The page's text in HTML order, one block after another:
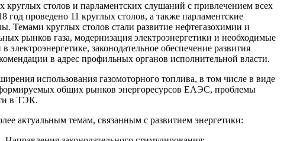
столов и парламентских слушаний с привлечением всех
проведено 11 круглых столов, а также парламентские
Темами круглых столов стали развитие нефтегазохимии и
рынков газа, модернизация электроэнергетики и необходимые
законодательное обеспечение развития
в адрес профильных органов исполнительной власти.
использования газомоторного топлива, в том числе в виде
общих рынков энергоресурсов ЕАЭС, проблемы
в ТЭК.
актуальным темам, связанным с развитием энергетики: